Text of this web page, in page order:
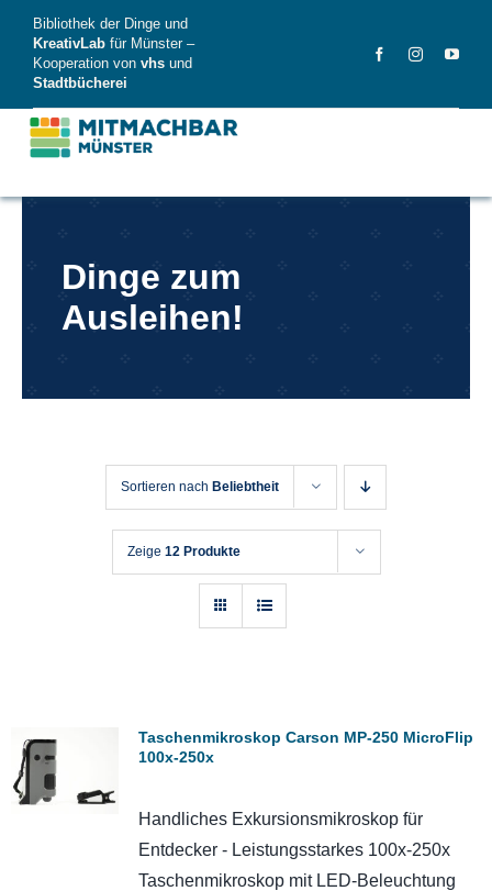
content
Bibliothek der Dinge und
KreativLab für Münster –
Kooperation von vhs und
Stadtbücherei
DingeDinge zum
Ausleihen!
Sortieren nach Beliebtheit
Zeige 12 Produkte
Taschenmikroskop Carson MP-250 MicroFlip
100x-250x
Handliches Exkursionsmikroskop für
Entdecker - Leistungsstarkes 100x-250x
Taschenmikroskop mit LED-Beleuchtung